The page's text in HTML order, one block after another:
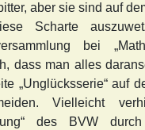
aber sie sind auf
Scharte
bei
dass man alles
„Unglücksserie“ auf
Vielleicht
des BVW